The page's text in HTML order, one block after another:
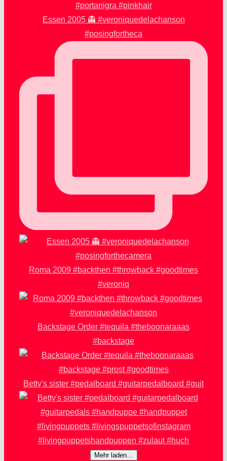
Essen 2005 👻 #veroniquedelachanson
#posingfortheca
Roma 2009 #backthen #throwback #goodtimes
#veroniq
Backstage Order #tequila #theboonaraaas
#backstage
Betty's sister #pedalboard #guitarpedalboard #guit
Mehr laden…